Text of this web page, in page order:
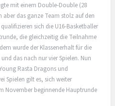
mit einem Double-Double (28
aber das ganze Team stolz auf den
sich die U16-Basketballer
die gleichzeitig die Teilnahme
wurde der Klassenerhalt für die
das nach nur vier Spielen. Nun
Rasta Dragons und
Spielen gilt es, sich weiter
November beginnende Hauptrunde